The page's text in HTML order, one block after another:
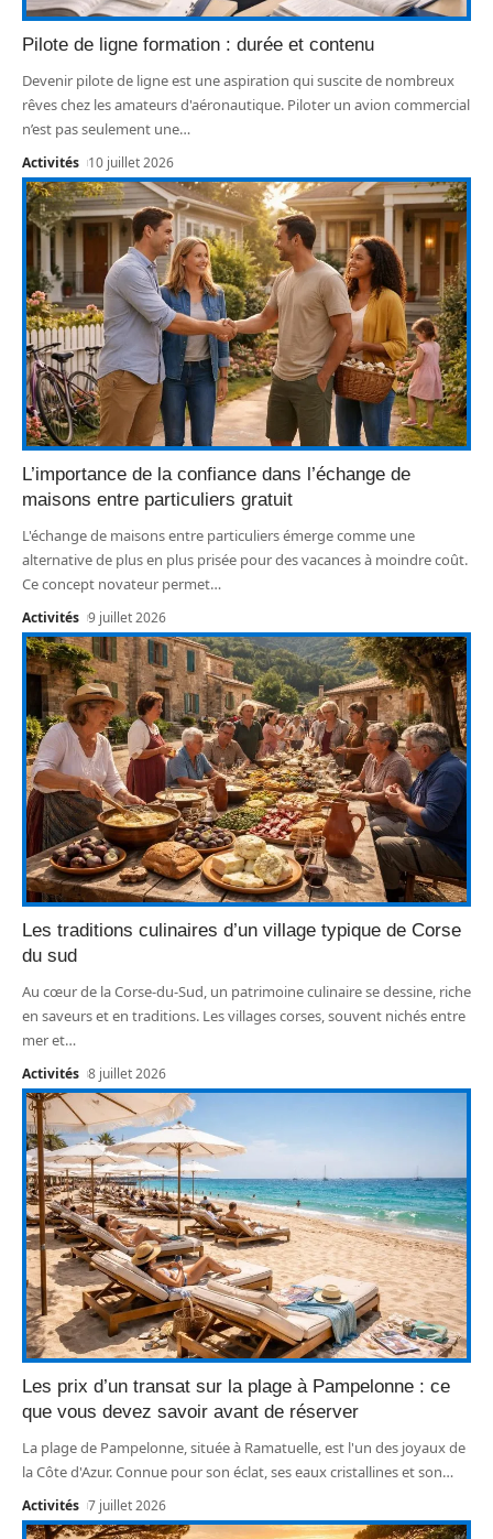
Pilote de ligne formation : durée et contenu
Devenir pilote de ligne est une aspiration qui suscite de nombreux
rêves chez les amateurs d'aéronautique. Piloter un avion commercial
n’est pas seulement une…
Activités 10 juillet 2026
L’importance de la confiance dans l’échange de
maisons entre particuliers gratuit
L'échange de maisons entre particuliers émerge comme une
alternative de plus en plus prisée pour des vacances à moindre coût.
Ce concept novateur permet…
Activités 9 juillet 2026
Les traditions culinaires d’un village typique de Corse
du sud
Au cœur de la Corse-du-Sud, un patrimoine culinaire se dessine, riche
en saveurs et en traditions. Les villages corses, souvent nichés entre
mer et…
Activités 8 juillet 2026
Les prix d’un transat sur la plage à Pampelonne : ce
que vous devez savoir avant de réserver
La plage de Pampelonne, située à Ramatuelle, est l'un des joyaux de
la Côte d'Azur. Connue pour son éclat, ses eaux cristallines et son…
Activités 7 juillet 2026